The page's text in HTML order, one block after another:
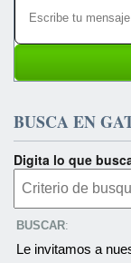
BUSCA EN
Digita lo que
BUSCAR:
Le invitamos a